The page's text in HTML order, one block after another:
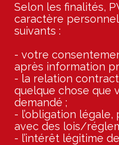
Selon les finalités,
caractère
suivants :
- votre
après information
- la relation
quelque chose que
demandé ;
- l’obligation
avec des lois/
- l’intérêt légitime